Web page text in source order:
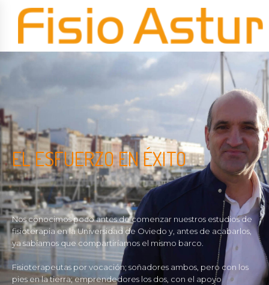
EL ESFUERZO EN ÉXITO
Nos conocimos poco antes de comenzar nuestros estudios de
fisioterapia en la Universidad de Oviedo y, antes de acabarlos,
ya sabíamos que compartiríamos el mismo barco.
Fisioterapeutas por vocación; soñadores ambos, pero con los
pies en la tierra; emprendedores los dos, con el apoyo